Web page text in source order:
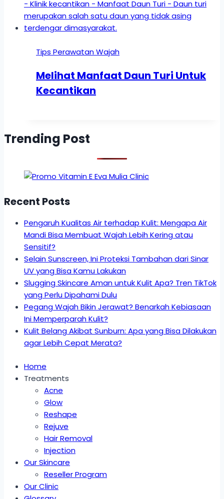
Tips Perawatan Wajah
Melihat Manfaat Daun Turi Untuk
Kecantikan
Trending Post
Recent Posts
Pengaruh Kualitas Air terhadap Kulit: Mengapa Air
Mandi Bisa Membuat Wajah Lebih Kering atau
Sensitif?
Selain Sunscreen, Ini Proteksi Tambahan dari Sinar
UV yang Bisa Kamu Lakukan
Slugging Skincare Aman untuk Kulit Apa? Tren TikTok
yang Perlu Dipahami Dulu
Pegang Wajah Bikin Jerawat? Benarkah Kebiasaan
Ini Memperparah Kulit?
Kulit Belang Akibat Sunburn: Apa yang Bisa Dilakukan
agar Lebih Cepat Merata?
Home
Treatments
Acne
Glow
Reshape
Rejuve
Hair Removal
Injection
Our Skincare
Reseller Program
Our Clinic